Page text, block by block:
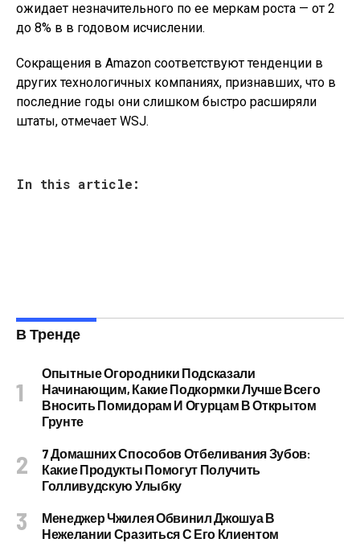
ожидает незначительного по ее меркам роста — от 2
до 8% в в годовом исчислении.
Сокращения в Amazon соответствуют тенденции в
других технологичных компаниях, признавших, что в
последние годы они слишком быстро расширяли
штаты, отмечает WSJ.
In this article:
В Тренде
Опытные Огородники Подсказали
Начинающим, Какие Подкормки Лучше Всего
Вносить Помидорам И Огурцам В Открытом
Грунте
7 Домашних Способов Отбеливания Зубов:
Какие Продукты Помогут Получить
Голливудскую Улыбку
Менеджер Чжилея Обвинил Джошуа В
Нежелании Сразиться С Его Клиентом